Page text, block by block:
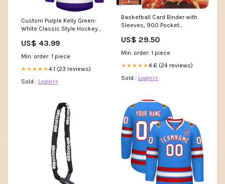
Custom Purple Kelly Green-
White Classic Style Hockey
shorts3
US$ 43.99
Min. order: 1 piece
★★★★★4.1 (23 reviews)
Sold : Login>>
Basketball Card Binder with
Sleeves, 900 Pocket
Trading Cards, 9 Pocket with
50 Removable Sleeves
Zipper Book Folder Collector
Album 3 Ring Binder Organizer
US$ 29.50
Min. order: 1 piece
★★★★★4.6 (24 reviews)
Sold : Login>>